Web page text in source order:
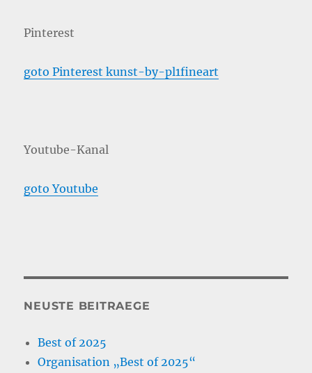
Pinterest
goto Pinterest kunst-by-pl1fineart
Youtube-Kanal
goto Youtube
NEUSTE BEITRAEGE
Best of 2025
Organisation „Best of 2025“